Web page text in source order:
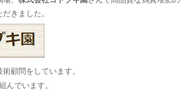
きました。
術顧問をしています。
んでいます。